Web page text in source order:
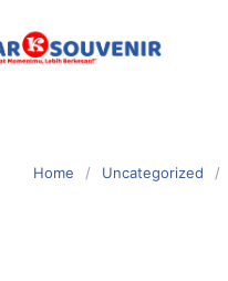
Home Uncategorized